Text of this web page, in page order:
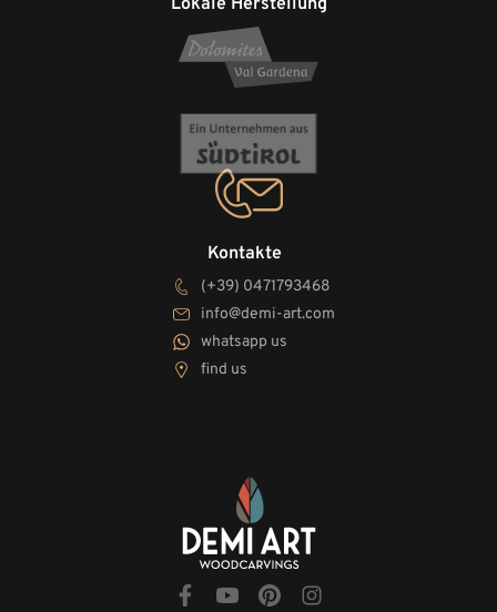
Kontakte
(+39) 0471793468
info@demi-art.com
whatsapp us
find us